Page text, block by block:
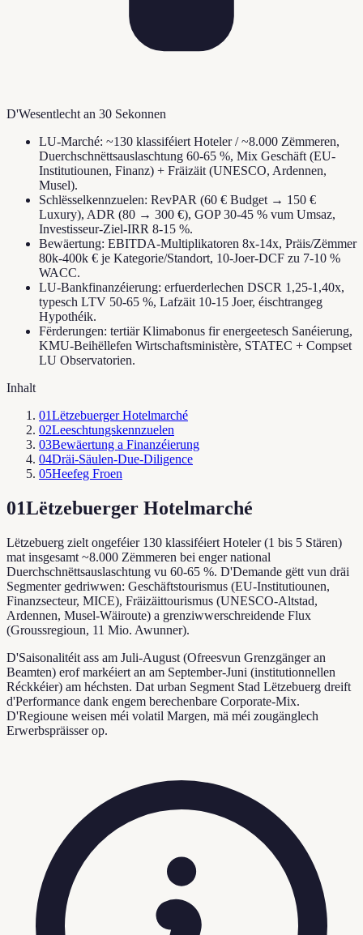
D'Wesentlecht an 30 Sekonnen
LU-Marché: ~130 klassiféiert Hoteler / ~8.000 Zëmmeren,
Duerchschnëttsauslaschtung 60-65 %, Mix Geschäft (EU-
Institutiounen, Finanz) + Fräizäit (UNESCO, Ardennen,
Musel).
Schlësselkennzuelen: RevPAR (60 € Budget → 150 €
Luxury), ADR (80 → 300 €), GOP 30-45 % vum Umsaz,
Investisseur-Ziel-IRR 8-15 %.
Bewäertung: EBITDA-Multiplikatoren 8x-14x, Präis/Zëmmer
80k-400k € je Kategorie/Standort, 10-Joer-DCF zu 7-10 %
WACC.
LU-Bankfinanzéierung: erfuerderlechen DSCR 1,25-1,40x,
typesch LTV 50-65 %, Lafzäit 10-15 Joer, éischtrangeg
Hypothéik.
Fërderungen: tertiär Klimabonus fir energeetesch Sanéierung,
KMU-Beihëllefen Wirtschaftsministère, STATEC + Compset
LU Observatorien.
Inhalt
01Lëtzebuerger Hotelmarché
02Leeschtungskennzuelen
03Bewäertung a Finanzéierung
04Dräi-Säulen-Due-Diligence
05Heefeg Froen
01Lëtzebuerger Hotelmarché
Lëtzebuerg zielt ongeféier 130 klassiféiert Hoteler (1 bis 5 Stären)
mat insgesamt ~8.000 Zëmmeren bei enger national
Duerchschnëttsauslaschtung vu 60-65 %. D'Demande gëtt vun dräi
Segmenter gedriwwen: Geschäftstourismus (EU-Institutiounen,
Finanzsecteur, MICE), Fräizäittourismus (UNESCO-Altstad,
Ardennen, Musel-Wäiroute) a grenziwwerschreidende Flux
(Groussregioun, 11 Mio. Awunner).
D'Saisonalitéit ass am Juli-August (Ofreesvun Grenzgänger an
Beamten) erof markéiert an am September-Juni (institutionnellen
Réckkéier) am héchsten. Dat urban Segment Stad Lëtzebuerg dreift
d'Performance dank engem berechenbare Corporate-Mix.
D'Regioune weisen méi volatil Margen, mä méi zougänglech
Erwerbspräisser op.